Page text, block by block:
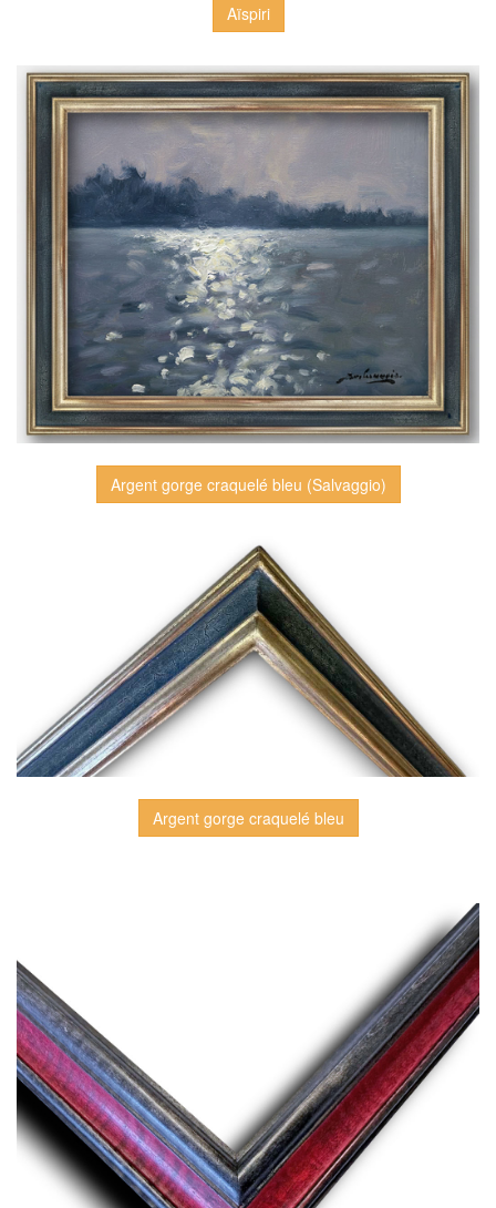
Aïspiri
Argent gorge craquelé bleu (Salvaggio)
Argent gorge craquelé bleu